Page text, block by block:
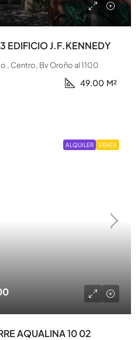
EDIFICIO J.F.KENNEDY
, Centro, Bv Oroño al 1100
49.00 M²
ALQUILER VENTA
AQUALINA 10 02